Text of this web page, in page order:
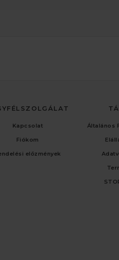
Kapcsolat
Fiókom
előzmények
Általános